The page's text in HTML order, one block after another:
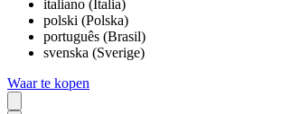
italiano (Italia)
polski (Polska)
português (Brasil)
svenska (Sverige)
Waar te kopen